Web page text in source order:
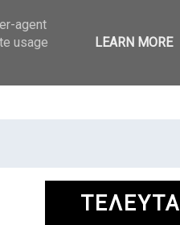
agent
usage
LEARN MORE